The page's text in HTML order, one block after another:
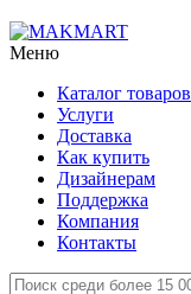
Меню
Каталог товаров
Услуги
Доставка
Как купить
Дизайнерам
Поддержка
Компания
Контакты